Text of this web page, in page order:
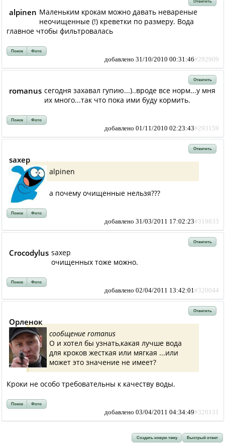
Ответить
alpinen Маленьким крокам можно давать невареные
неочищенные (!) креветки по размеру. Вода
главное чтобы фильтровалась
Поиск Фото
добавлено 31/10/2010 00:31:46#292909
Ответить
romanus сегодня захавал гупию...)..вроде все норм...у мня
их много...так что пока ими буду кормить.
Поиск Фото
добавлено 01/11/2010 02:23:43#293159
Ответить
saxep
alpinen
а почему очищенные нельзя???
Поиск Фото
добавлено 31/03/2011 17:02:23#319833
Ответить
Crocodylus saxep
очищенных тоже можно.
Поиск Фото
добавлено 02/04/2011 13:42:01 #320044
Ответить
Орленок
сообщение romanus
О и хотел бы узнать,какая лучше вода
для кроков жесткая или мягкая ...или
может это значение не имеет?
Кроки не особо требовательны к качеству воды.
Поиск Фото
добавлено 03/04/2011 04:34:49#320131
Создать новую тему Быстрый ответ